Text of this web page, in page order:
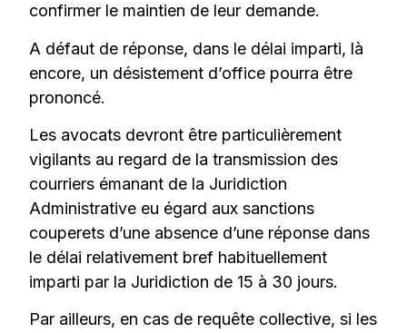
confirmer le maintien de leur demande.
A défaut de réponse, dans le délai imparti, là
encore, un désistement d’office pourra être
prononcé.
Les avocats devront être particulièrement
vigilants au regard de la transmission des
courriers émanant de la Juridiction
Administrative eu égard aux sanctions
couperets d’une absence d’une réponse dans
le délai relativement bref habituellement
imparti par la Juridiction de 15 à 30 jours.
Par ailleurs, en cas de requête collective, si les